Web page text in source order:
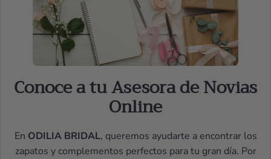
Conoce a tu Asesora de Novias
Online
En ODILIA BRIDAL, queremos ayudarte a encontrar los
zapatos y complementos perfectos para tu gran día. Por